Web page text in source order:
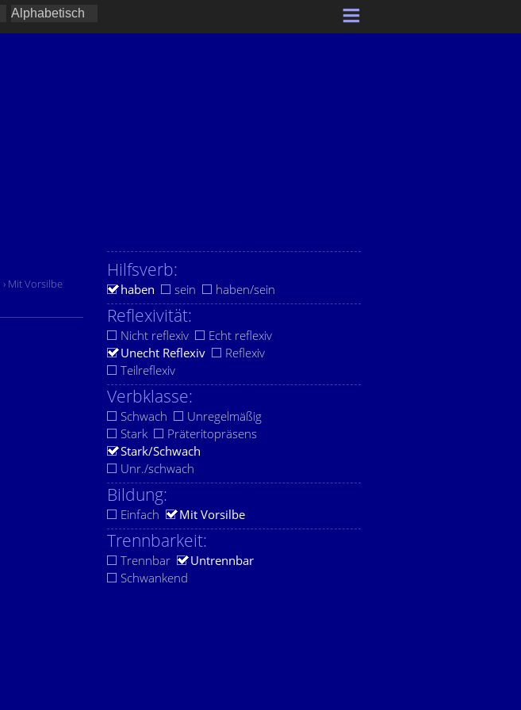
› Mit Vorsilbe
Hilfsverb:
haben sein haben/sein
Reflexivität:
Nicht reflexiv
Echt reflexiv
Unecht Reflexiv
Reflexiv
Teilreflexiv
Verbklasse:
Schwach
Unregelmäßig
Stark
Präteritopräsens
Stark/Schwach
Unr./schwach
Bildung:
Einfach Mit Vorsilbe
Trennbarkeit:
Trennbar
Untrennbar
Schwankend